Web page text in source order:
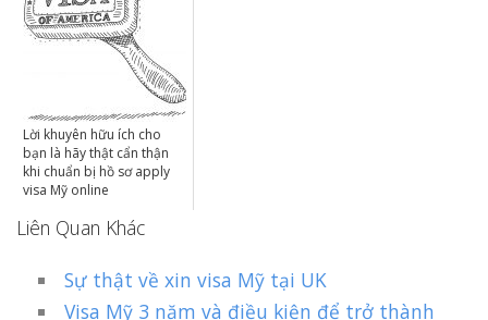
Lời khuyên hữu ích cho
bạn là hãy thật cẩn thận
khi chuẩn bị hồ sơ apply
visa Mỹ online
Liên Quan Khác
Sự thật về xin visa Mỹ tại UK
Visa Mỹ 3 năm và điều kiện để trở thành